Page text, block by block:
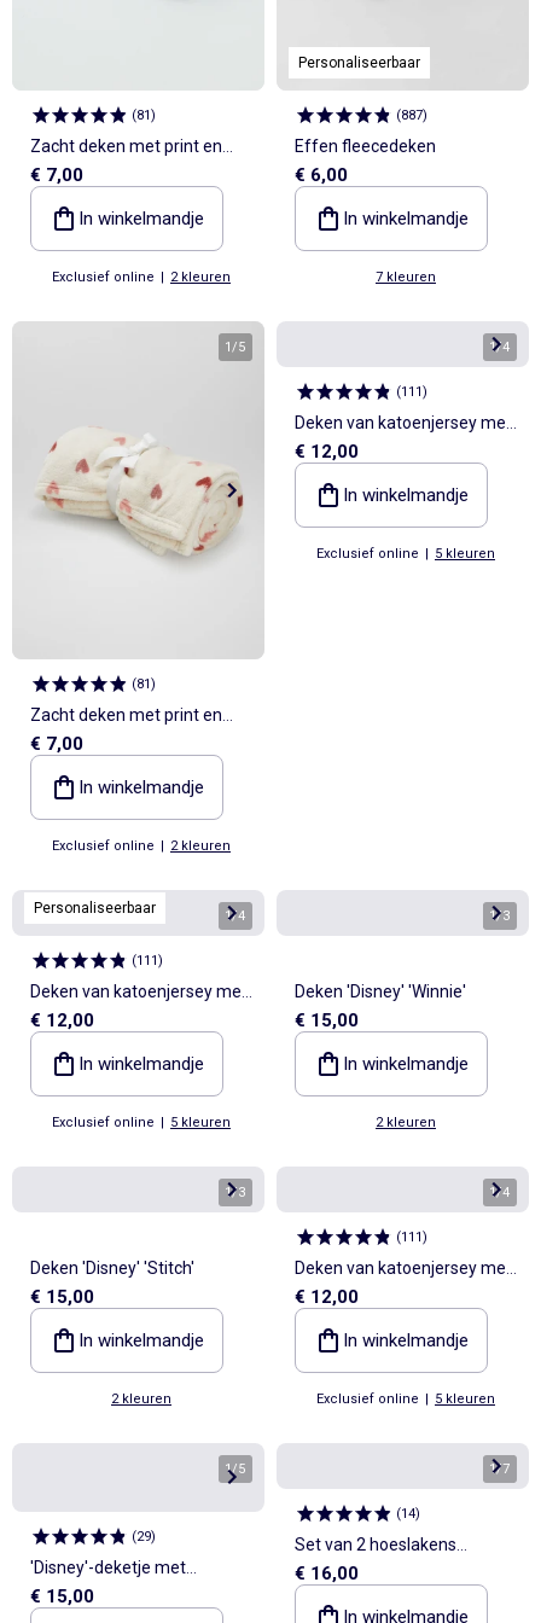
(81)
Zacht deken met print en
fleece-effect
€ 7,00
In winkelmandje
Exclusief online | 2 kleuren
Personaliseerbaar
(887)
Effen fleecedeken
€ 6,00
In winkelmandje
7 kleuren
1/5
(81)
Zacht deken met print en
fleece-effect
€ 7,00
In winkelmandje
Exclusief online | 2 kleuren
1/4
(111)
Deken van katoenjersey met
print
€ 12,00
In winkelmandje
Exclusief online | 5 kleuren
Personaliseerbaar 1/4
(111)
Deken van katoenjersey met
print
€ 12,00
In winkelmandje
Exclusief online | 5 kleuren
1/3
Deken 'Disney' 'Winnie'
€ 15,00
In winkelmandje
2 kleuren
1/3
Deken 'Disney' 'Stitch'
€ 15,00
In winkelmandje
2 kleuren
1/4
(111)
Deken van katoenjersey met
print
€ 12,00
In winkelmandje
Exclusief online | 5 kleuren
1/5
(29)
'Disney'-deketje met
fleecevoering en 'Simba'-
€ 15,00
1/7
(14)
Set van 2 hoeslakens
'Jurassic Explorers'
€ 16,00
In winkelmandje